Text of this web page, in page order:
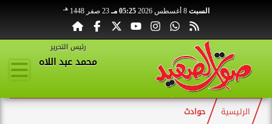
السبت 8 أغسطس 2026 05:25 مـ 23 صفر 1448 هـ
رئيس التحرير
محمد عبد اللاه
الرئيسية حوادث